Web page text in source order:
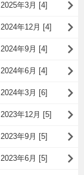
2025年3月 [4]
2024年12月 [4]
2024年9月 [4]
2024年6月 [4]
2024年3月 [6]
2023年12月 [5]
2023年9月 [5]
2023年6月 [5]